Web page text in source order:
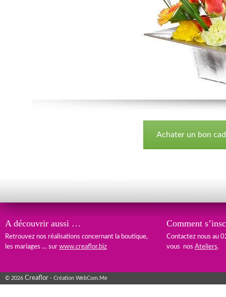
Achater un bon
A découvrir aussi …
Retrouvez nos réalisations concernant la boutique,
les mariages … sur www.creaflor.biz
Comment
Contactez nous au
vous nos Ateliers.
© 2026 Creaflor - Création WebCom.Me